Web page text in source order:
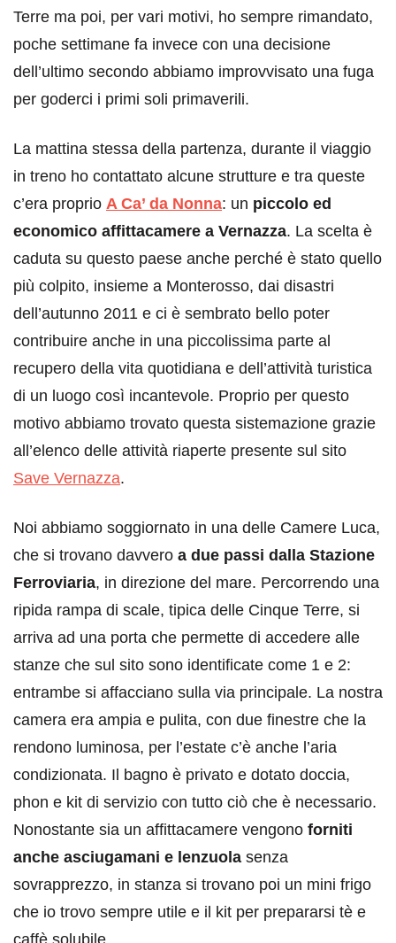
Terre ma poi, per vari motivi, ho sempre rimandato,
poche settimane fa invece con una decisione
dell’ultimo secondo abbiamo improvvisato una fuga
per goderci i primi soli primaverili.
La mattina stessa della partenza, durante il viaggio
in treno ho contattato alcune strutture e tra queste
c’era proprio A Ca’ da Nonna: un piccolo ed
economico affittacamere a Vernazza. La scelta è
caduta su questo paese anche perché è stato quello
più colpito, insieme a Monterosso, dai disastri
dell’autunno 2011 e ci è sembrato bello poter
contribuire anche in una piccolissima parte al
recupero della vita quotidiana e dell’attività turistica
di un luogo così incantevole. Proprio per questo
motivo abbiamo trovato questa sistemazione grazie
all’elenco delle attività riaperte presente sul sito
Save Vernazza.
Noi abbiamo soggiornato in una delle Camere Luca,
che si trovano davvero a due passi dalla Stazione
Ferroviaria, in direzione del mare. Percorrendo una
ripida rampa di scale, tipica delle Cinque Terre, si
arriva ad una porta che permette di accedere alle
stanze che sul sito sono identificate come 1 e 2:
entrambe si affacciano sulla via principale. La nostra
camera era ampia e pulita, con due finestre che la
rendono luminosa, per l’estate c’è anche l’aria
condizionata. Il bagno è privato e dotato doccia,
phon e kit di servizio con tutto ciò che è necessario.
Nonostante sia un affittacamere vengono forniti
anche asciugamani e lenzuola senza
sovrapprezzo, in stanza si trovano poi un mini frigo
che io trovo sempre utile e il kit per prepararsi tè e